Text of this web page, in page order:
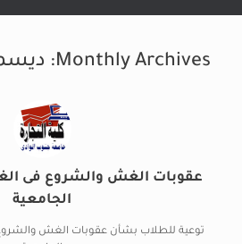
Monthly Archives: ديسمبر
عقوبات الغش والشروع فى
الجامعية
توعية للطلاب بشأن عقوبات الغش